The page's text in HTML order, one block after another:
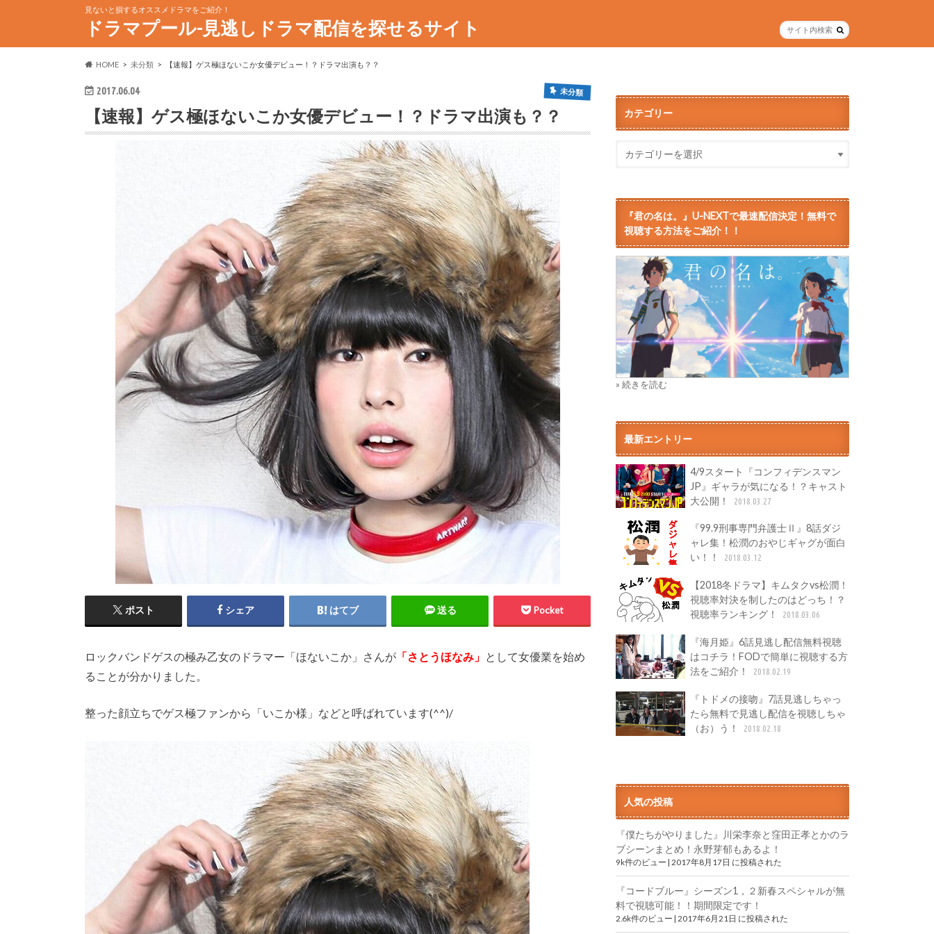
見ないと損するオススメドラマをご紹介！
ドラマプール-見逃しドラマ配信を探せるサイト
HOME 未分類 【速報】ゲス極ほないこか女優デビュー！？ドラマ出演も？？
2017.06.04 未分類
【速報】ゲス極ほないこか女優デビュー！？ドラマ出演も？？
ポスト シェア はてブ 送る Pocket
ロックバンドゲスの極み乙女のドラマー「ほないこか」さんが 「さとうほなみ」 として女優業を始め
る ことが分かりました。
整った顔立ちでゲス極ファンから「いこか様」などと呼ばれています(^^)/
カテゴリー
『君の名は。』U-NEXTで最速配信決定！無料で
視聴する方法をご紹介！！
» 続きを読む
最新エントリー
4/9スタート『コンフィデンスマン
JP』ギャラが気になる！？キャスト
大公開！
2018.03.27
『99.9刑事専門弁護士Ⅱ』8話ダジ
ャレ集！松潤のおやじギャグが面白
い！！
2018.03.12
【2018冬ドラマ】キムタクvs松潤！
視聴率対決を制したのはどっち！？
視聴率ランキング！
2018.03.06
『海月姫』6話見逃し配信無料視聴
はコチラ！FODで簡単に視聴する方
法をご紹介！
2018.02.19
『トドメの接吻』7話見逃しちゃっ
たら無料で見逃し配信を視聴しちゃ
（お）う！
2018.02.18
人気の投稿
『僕たちがやりました』川栄李奈と窪田正孝とかのラ
ブシーンまとめ！永野芽郁もあるよ！
9k件のビュー | 2017年8月17日 に投稿された
『コードブルー』シーズン1，２新春スペシャルが無
料で視聴可能！！期間限定です！
2.6k件のビュー 2017年6月21日 に投稿された